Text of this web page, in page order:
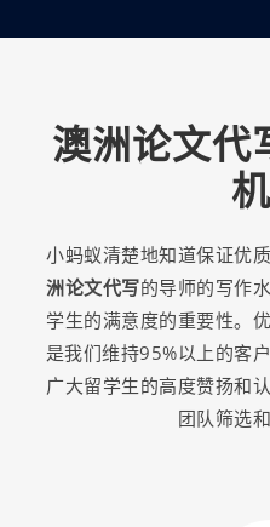
澳洲论文代
小蚂蚁清楚地知道保证优
洲论文代写的导师的写作
学生的满意度的重要性。
是我们维持95%以上的客
广大留学生的高度赞扬和
团队筛选